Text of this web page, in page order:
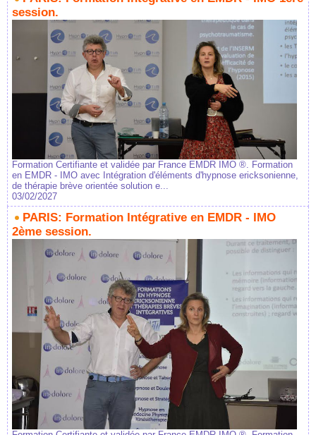
session.
Formation Certifiante et validée par France EMDR IMO ®. Formation
en EMDR - IMO avec Intégration d'éléments d'hypnose ericksonienne,
de thérapie brève orientée solution e...
03/02/2027
PARIS: Formation Intégrative en EMDR - IMO
2ème session.